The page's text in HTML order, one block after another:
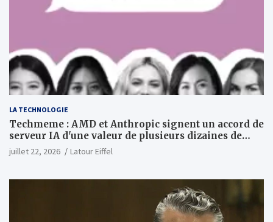
LA TECHNOLOGIE
Techmeme : AMD et Anthropic signent un accord de
serveur IA d'une valeur de plusieurs dizaines de
milliards ; Anthropic achètera jusqu'à 2 GW de puces
MI450 à partir du premier semestre 2027 et AMD
(Wall Street Journal)
juillet 22, 2026 Latour Eiffel